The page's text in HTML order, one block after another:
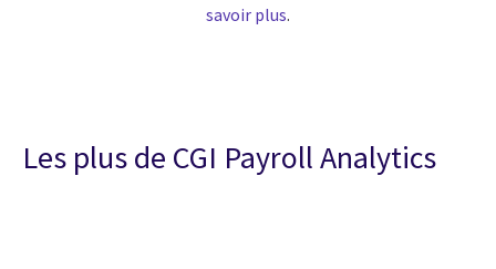
savoir plus.
Les plus de CGI Payroll Analytics